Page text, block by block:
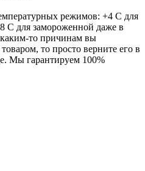
режимов: +4 С для
С для замороженной даже в
то причинам вы
то просто верните его в
Мы гарантируем 100%